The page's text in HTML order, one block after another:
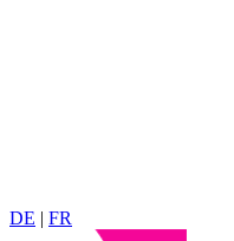
DE | FR